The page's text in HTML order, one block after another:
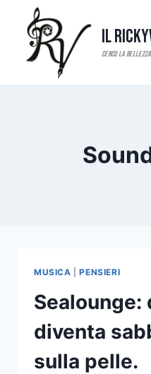
contenuto
Il
MUSICA |PENSIERI
Sealounge:
diventa
sulla pelle.